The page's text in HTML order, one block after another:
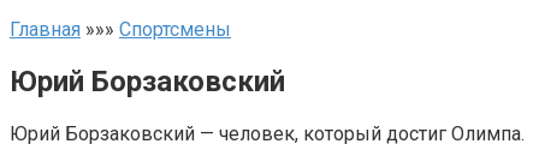
Главная »»» Спортсмены
Юрий Борзаковский
Юрий Борзаковский — человек, который достиг Олимпа.